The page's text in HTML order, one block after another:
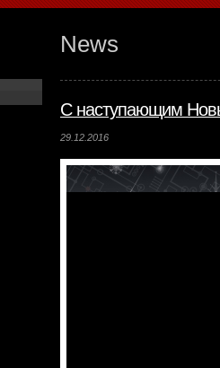
News
С наступающим
29.12.2016